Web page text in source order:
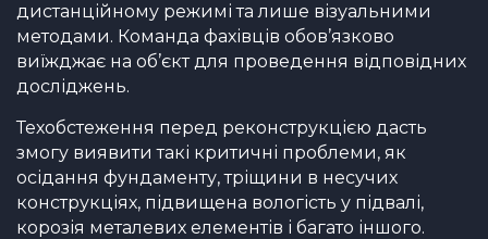
дистанційному режимі та лише візуальними
методами. Команда фахівців обов’язково
виїжджає на об’єкт для проведення відповідних
досліджень.
Техобстеження перед реконструкцією дасть
змогу виявити такі критичні проблеми, як
осідання фундаменту, тріщини в несучих
конструкціях, підвищена вологість у підвалі,
корозія металевих елементів і багато іншого.